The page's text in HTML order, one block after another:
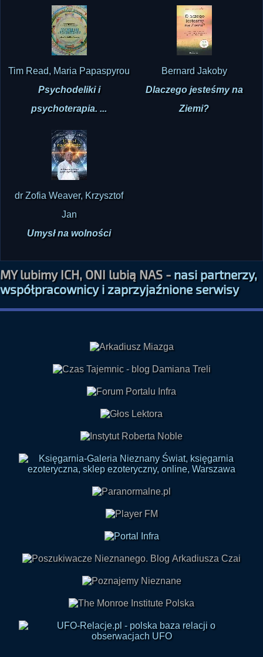
Tim Read, Maria Papaspyrou
Psychodeliki i
psychoterapia. ...
Bernard Jakoby
Dlaczego jesteśmy na
Ziemi?
dr Zofia Weaver, Krzysztof
Jan
Umysł na wolności
MY lubimy ICH, ONI lubią NAS -nasi partnerzy,
współpracownicy i zaprzyjaźnione serwisy